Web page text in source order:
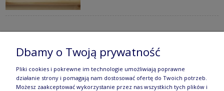
Miska Ø 24,5 x 22,3 cm V 0,9 L Bolesławiec
GU1813DEK166A
200,90 zł
Dbamy o Twoją prywatność
Pliki cookies i pokrewne im technologie umożliwiają poprawne
działanie strony i pomagają nam dostosować ofertę do Twoich potrzeb.
Możesz zaakceptować wykorzystanie przez nas wszystkich tych plików i